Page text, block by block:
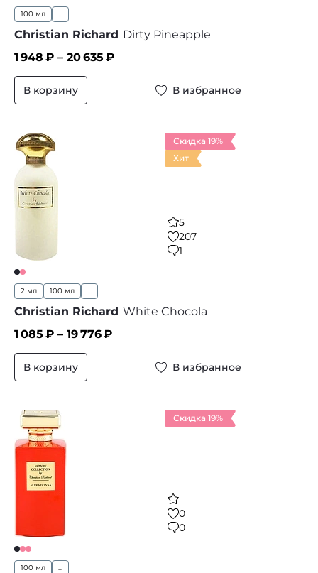
100 мл ...
Christian Richard Dirty Pineapple
1 948 ₽ – 20 635 ₽
В корзину В избранное
Скидка 19%
Хит
5
207
1
2 мл 100 мл ...
Christian Richard White Chocola
1 085 ₽ – 19 776₽
В корзину В избранное
Скидка 19%
0
0
100 мл ...